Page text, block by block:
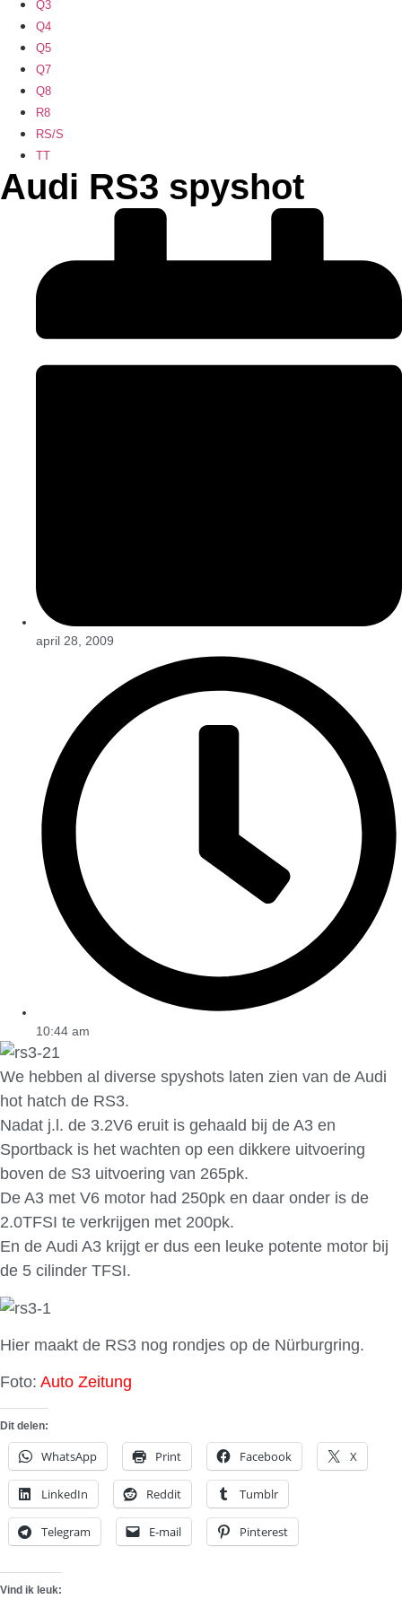
Q3
Q4
Q5
Q7
Q8
R8
RS/S
TT
Audi RS3 spyshot
april 28, 2009
10:44 am
We hebben al diverse spyshots laten zien van de Audi
hot hatch de RS3.
Nadat j.l. de 3.2V6 eruit is gehaald bij de A3 en
Sportback is het wachten op een dikkere uitvoering
boven de S3 uitvoering van 265pk.
De A3 met V6 motor had 250pk en daar onder is de
2.0TFSI te verkrijgen met 200pk.
En de Audi A3 krijgt er dus een leuke potente motor bij
de 5 cilinder TFSI.
Hier maakt de RS3 nog rondjes op de Nürburgring.
Foto: Auto Zeitung
Dit delen:
WhatsApp Print Facebook X
LinkedIn Reddit Tumblr
Telegram E-mail Pinterest
Vind ik leuk: